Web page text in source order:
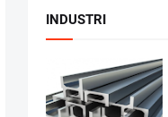
INDUSTRI